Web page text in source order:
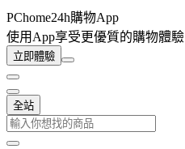
PChome24h購物App
使用App享受更優質的購物體驗
立即體驗
全站